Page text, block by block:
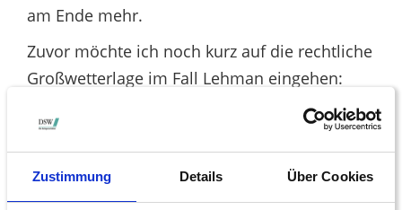
Zustimmung Details Über Cookies
am Ende mehr.
Zuvor möchte ich noch kurz auf die rechtliche
Großwetterlage im Fall Lehman eingehen:
Die juristische Aufarbeitung der Causa
Frage einer möglichen Beratungshaftung